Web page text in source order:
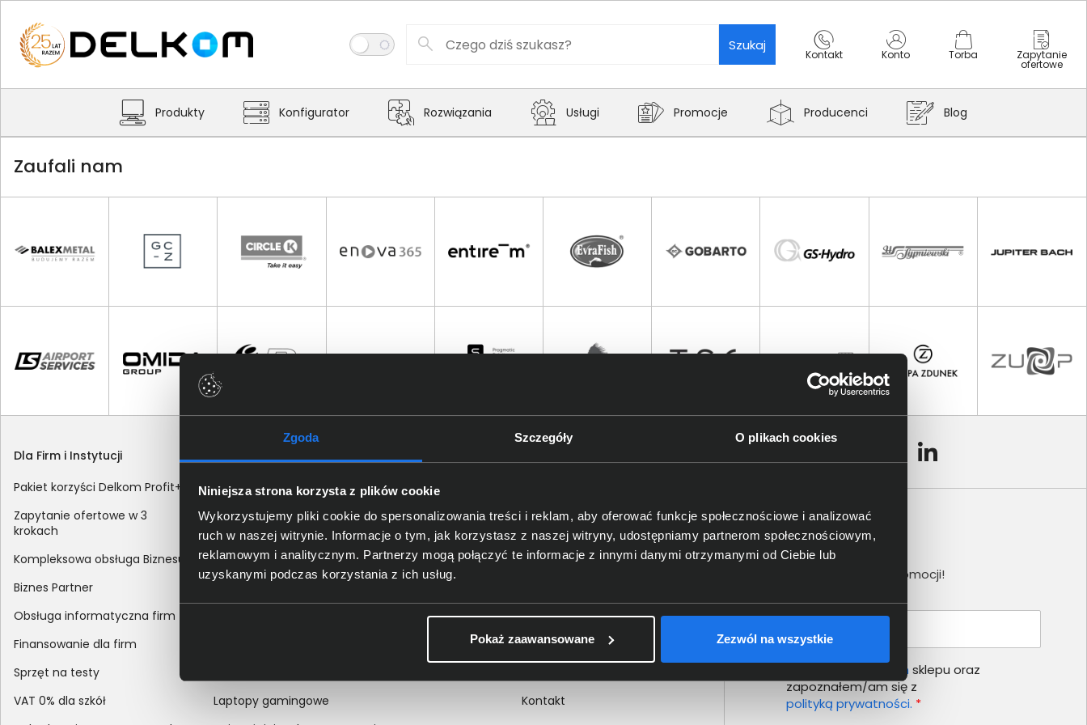
Zgoda Szczegóły O plikach cookies
Niniejsza strona korzysta z plików cookie
Wykorzystujemy pliki cookie do spersonalizowania treści i reklam, aby oferować funkcje społecznościowe i analizować
ruch w naszej witrynie. Informacje o tym, jak korzystasz z naszej witryny, udostępniamy partnerom społecznościowym,
reklamowym i analitycznym. Partnerzy mogą połączyć te informacje z innymi danymi otrzymanymi od Ciebie lub
uzyskanymi podczas korzystania z ich usług.
Pokaż zaawansowane Zezwól na wszystkie
Szukaj
Kontakt Konto Torba Zapytanie
ofertowe
Produkty Konfigurator Rozwiązania Usługi Promocje Producenci Blog
Zaufali nam
Dla Firm i Instytucji
Pakiet korzyści Delkom Profit+
Zapytanie ofertowe w 3
krokach
Kompleksowa obsługa Biznesu
Biznes Partner
Obsługa informatyczna firm
Finansowanie dla firm
Sprzęt na testy
VAT 0% dla szkół
Zakupy
Sposoby dostawy
Metody płatności
Zakup z dofinansowaniem
Odroczony termin płatności
Korekta danych nabywcy na dokumencie
Laptopy gamingowe
Certyfikaty i autoryzacje
Nagrody i wyróżnienia
Polityka prywatności
wewnętrznych
Kontakt
Newsletter
Nie przegap żadnej promocji!
regulamin sklepu oraz
zapoznałem/am się z
polityką prywatności. *